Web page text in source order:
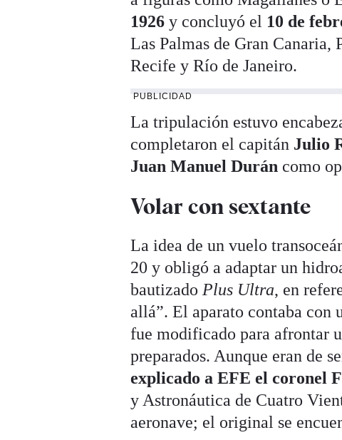
1926 y concluyó el 10 de
Las Palmas de Gran Canaria,
Recife y Río de Janeiro.
PUBLICIDAD
La tripulación estuvo
completaron el capitán Julio
Juan Manuel Durán como
Volar con sextante
La idea de un vuelo
20 y obligó a adaptar un
bautizado Plus Ultra, en
allá”. El aparato contaba con
fue modificado para afrontar
preparados. Aunque eran de
explicado a EFE el coronel
y Astronáutica de Cuatro
aeronave; el original se